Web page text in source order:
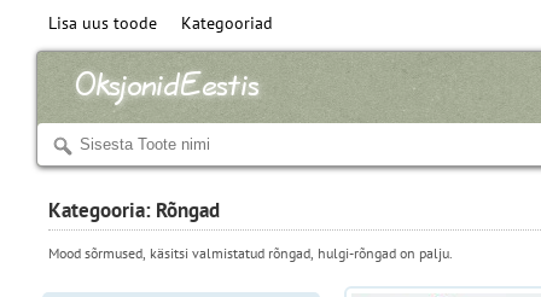
Lisa uus toode Kategooriad
Kategooria: Rõngad
Mood sõrmused, käsitsi valmistatud rõngad, hulgi-rõngad on palju.